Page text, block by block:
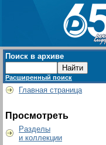
Поиск в архиве
Расширенный поиск
Главная страница
Просмотреть
Разделы
и коллекции